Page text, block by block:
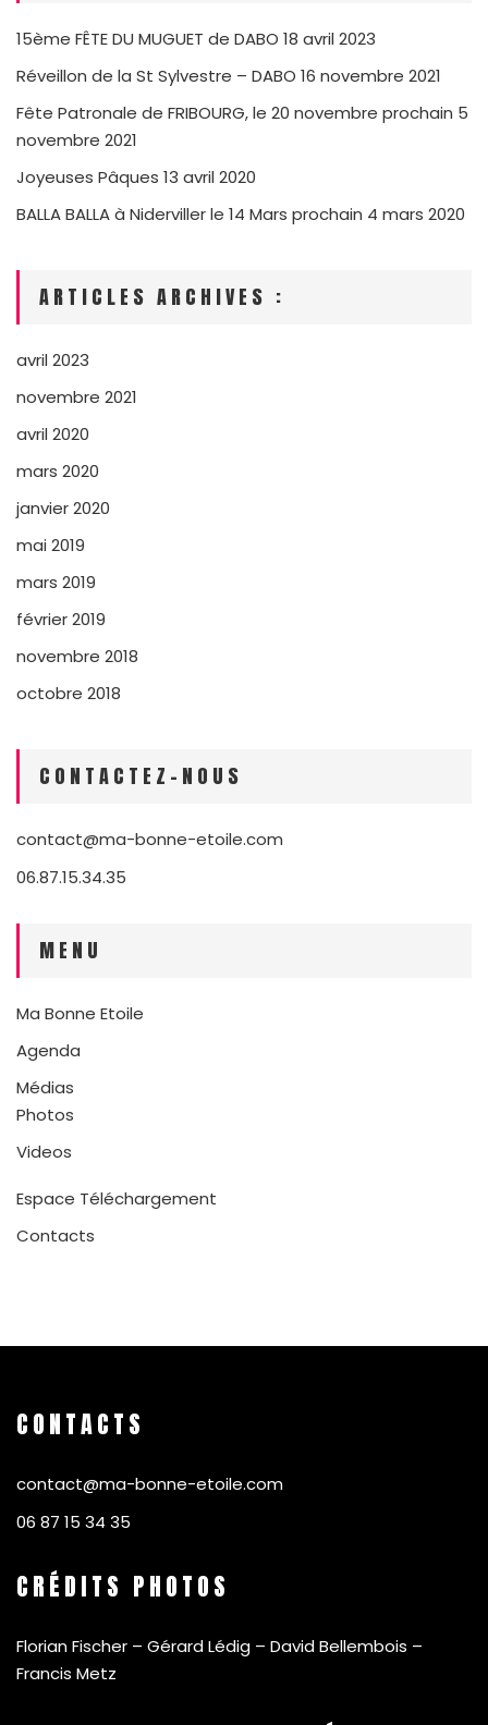
15ème FÊTE DU MUGUET de DABO 18 avril 2023
Réveillon de la St Sylvestre – DABO 16 novembre 2021
Fête Patronale de FRIBOURG, le 20 novembre prochain 5
novembre 2021
Joyeuses Pâques 13 avril 2020
BALLA BALLA à Niderviller le 14 Mars prochain 4 mars 2020
ARTICLES ARCHIVES :
avril 2023
novembre 2021
avril 2020
mars 2020
janvier 2020
mai 2019
mars 2019
février 2019
novembre 2018
octobre 2018
CONTACTEZ-NOUS
contact@ma-bonne-etoile.com
06.87.15.34.35
MENU
Ma Bonne Etoile
Agenda
Médias
Photos
Videos
Espace Téléchargement
Contacts
CONTACTS
contact@ma-bonne-etoile.com
06 87 15 34 35
CRÉDITS PHOTOS
Florian Fischer – Gérard Lédig – David Bellembois –
Francis Metz